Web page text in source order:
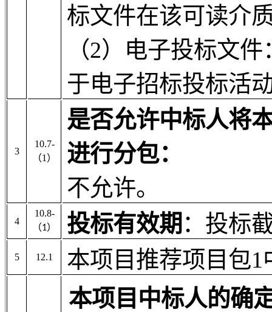
标文件在该可读介
（2）电子投标文
于电子招标投标活
3
10.7-
（1 ）
是否允许中标人将
进行分包：
不允许。
4
10.8-
（1） 投标有效期 ：投标
5 12.1 本项目推荐项目包
本项目中标人的确